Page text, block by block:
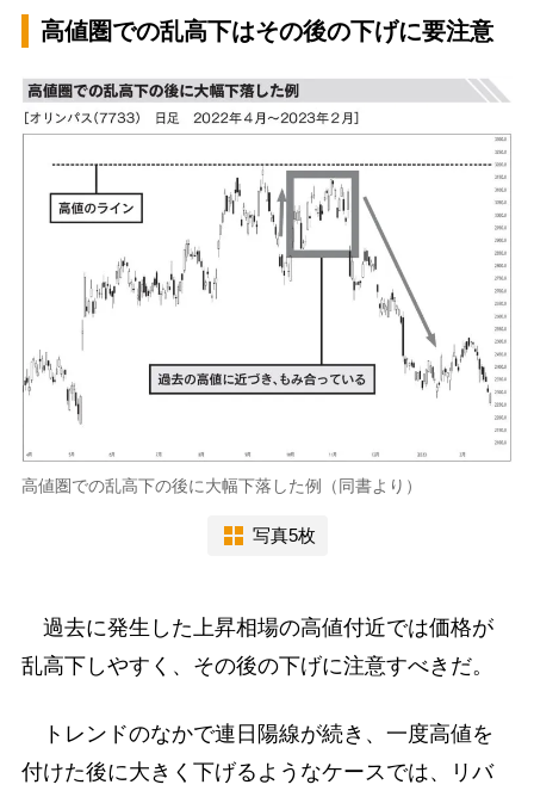
高値圏での乱高下はその後の下げに要注意
高値圏での乱高下の後に大幅下落した例（同書より）
写真5枚
過去に発生した上昇相場の高値付近では価格が
乱高下しやすく、その後の下げに注意すべきだ。
トレンドのなかで連日陽線が続き、一度高値を
付けた後に大きく下げるようなケースでは、リバ